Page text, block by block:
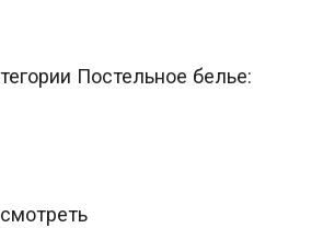
Постельное белье: